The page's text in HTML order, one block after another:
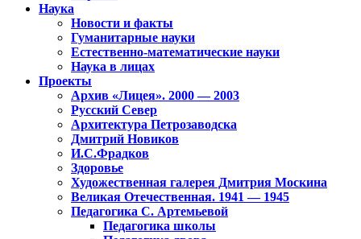
Наука
Новости и факты
Гуманитарные науки
Естественно-математические науки
Наука в лицах
Проекты
Архив «Лицея». 2000 — 2003
Русский Север
Архитектура Петрозаводска
Дмитрий Новиков
И.С.Фрадков
Здоровье
Художественная галерея Дмитрия Москина
Великая Отечественная. 1941 — 1945
Педагогика С. Артемьевой
Педагогика школы